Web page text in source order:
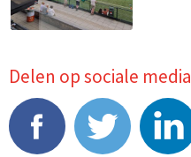
Delen op sociale media